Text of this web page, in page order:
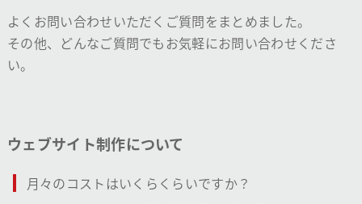
よくお問い合わせいただくご質問をまとめました。
その他、どんなご質問でもお気軽にお問い合わせくださ
い。
ウェブサイト制作について
月々のコストはいくらくらいですか？